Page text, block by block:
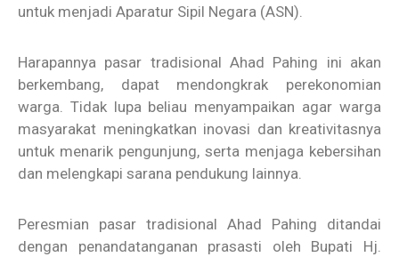
untuk menjadi Aparatur Sipil Negara (ASN).
Harapannya pasar tradisional Ahad Pahing ini akan
berkembang, dapat mendongkrak perekonomian
warga. Tidak lupa beliau menyampaikan agar warga
masyarakat meningkatkan inovasi dan kreativitasnya
untuk menarik pengunjung, serta menjaga kebersihan
dan melengkapi sarana pendukung lainnya.
Peresmian pasar tradisional Ahad Pahing ditandai
dengan penandatanganan prasasti oleh Bupati Hj.